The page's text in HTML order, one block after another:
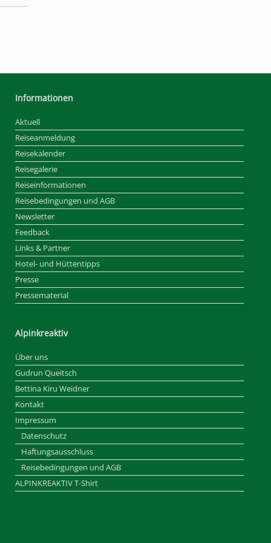
Informationen
Aktuell
Reiseanmeldung
Reisekalender
Reisegalerie
Reiseinformationen
Reisebedingungen und AGB
Newsletter
Feedback
Links & Partner
Hotel- und Hüttentipps
Presse
Pressematerial
Alpinkreaktiv
Über uns
Gudrun Queitsch
Bettina Kiru Weidner
Kontakt
Impressum
Datenschutz
Haftungsausschluss
Reisebedingungen und AGB
ALPINKREAKTIV T-Shirt